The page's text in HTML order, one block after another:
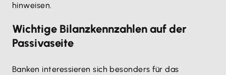
hinweisen.
Wichtige Bilanzkennzahlen auf der
Passivaseite
Banken interessieren sich besonders für das